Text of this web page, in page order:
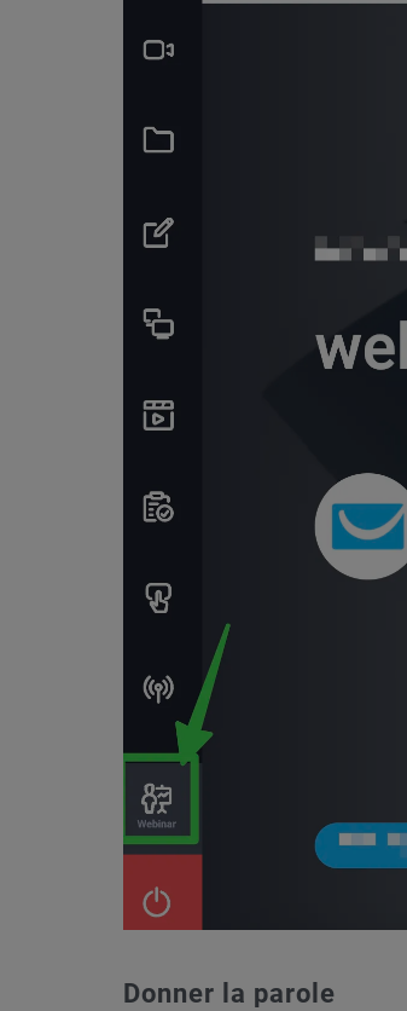
Donner la parole